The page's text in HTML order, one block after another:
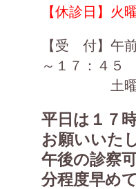
【休診日】火
【受 付】午
～１７：４５
土曜日／
平日は１７
お願いいた
午後の診察
分程度早め